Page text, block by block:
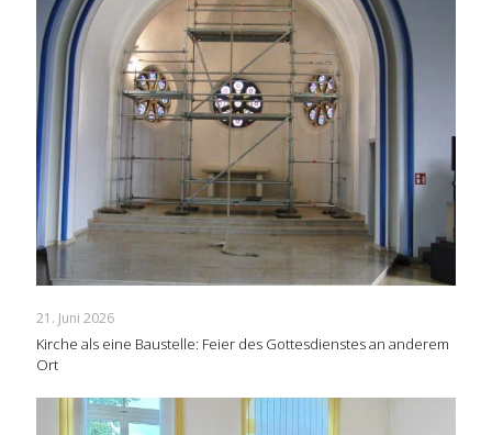
21. Juni 2026
Kirche als eine Baustelle: Feier des Gottesdienstes an anderem
Ort